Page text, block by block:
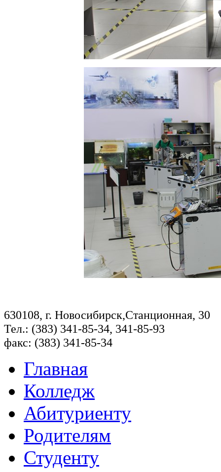
630108, г. Новосибирск,Станционная, 30
Тел.: (383) 341-85-34, 341-85-93
факс: (383) 341-85-34
Главная
Колледж
Абитуриенту
Родителям
Студенту